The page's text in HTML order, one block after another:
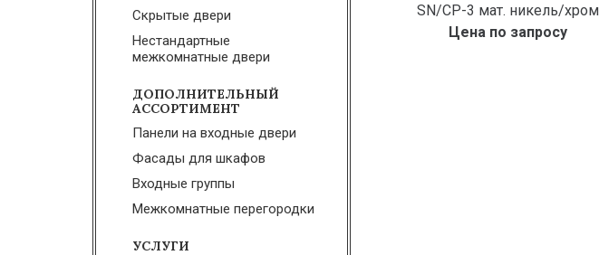
SN/CP-3 мат. никель/хром
Цена по запросу
Скрытые двери
Нестандартные
межкомнатные двери
ДОПОЛНИТЕЛЬНЫЙ
АССОРТИМЕНТ
Панели на входные двери
Фасады для шкафов
Входные группы
Межкомнатные перегородки
УСЛУГИ